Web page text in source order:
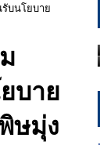
บนโยบาย
บาย
ษมุ่ง